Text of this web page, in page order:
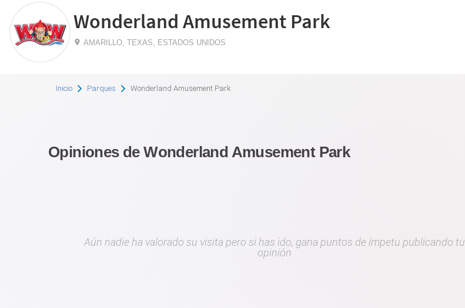
Wonderland Amusement Park
AMARILLO, TEXAS, ESTADOS UNIDOS
Inicio Parques Wonderland Amusement Park
Opiniones de Wonderland Amusement Park
Aún nadie ha valorado su visita pero si has ido, gana puntos de ímpetu publicando tu
opinión